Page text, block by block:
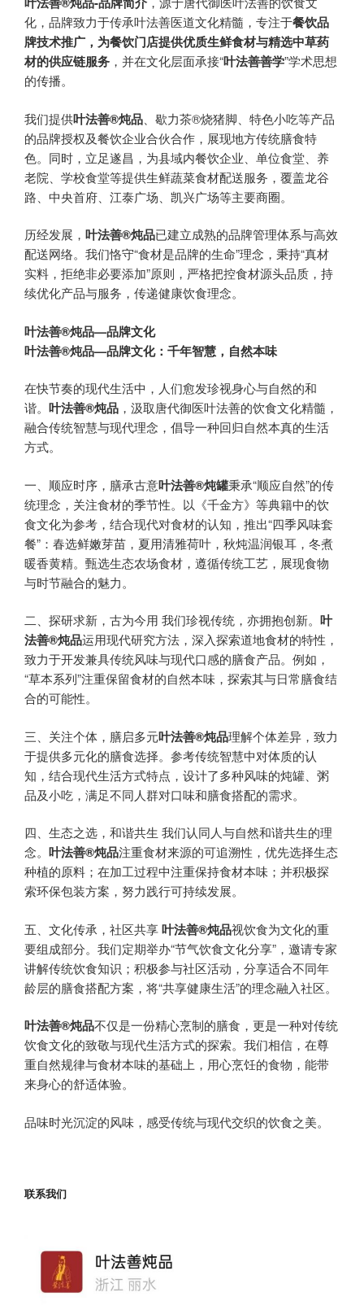
化，品牌致力于传承叶法善医道文化精髓，专注于餐饮品
牌技术推广，为餐饮门店提供优质生鲜食材与精选中草药
材的供应链服务 ，并在文化层面承接“叶法善善学”学术思想
的传播。
我们提供叶法善®炖品 、歇力茶®烧猪脚、特色小吃等产品
的品牌授权及餐饮企业合伙合作，展现地方传统膳食特
色。同时，立足遂昌，为县域内餐饮企业、单位食堂、养
老院、学校食堂等提供生鲜蔬菜食材配送服务，覆盖龙谷
路、中央首府、江泰广场、凯兴广场等主要商圈。
历经发展， 叶法善®炖品已建立成熟的品牌管理体系与高效
配送网络。我们恪守“食材是品牌的生命”理念，秉持“真材
实料，拒绝非必要添加”原则，严格把控食材源头品质，持
续优化产品与服务，传递健康饮食理念。
叶法善®炖品—品牌文化
叶法善®炖品—品牌文化：千年智慧，自然本味
在快节奏的现代生活中，人们愈发珍视身心与自然的和
谐。 叶法善®炖品 ，汲取唐代御医叶法善的饮食文化精髓，
融合传统智慧与现代理念，倡导一种回归自然本真的生活
方式。
一、顺应时序，膳承古意叶法善®炖罐秉承“顺应自然”的传
统理念，关注食材的季节性。以《千金方》等典籍中的饮
食文化为参考，结合现代对食材的认知，推出“四季风味套
餐”：春选鲜嫩芽苗，夏用清雅荷叶，秋炖温润银耳，冬煮
暖香黄精。甄选生态农场食材，遵循传统工艺，展现食物
与时节融合的魅力。
二、探研求新，古为今用 我们珍视传统，亦拥抱创新。 叶
法善®炖品运用现代研究方法，深入探索道地食材的特性，
致力于开发兼具传统风味与现代口感的膳食产品。例如，
“草本系列”注重保留食材的自然本味，探索其与日常膳食结
合的可能性。
三、关注个体，膳启多元叶法善®炖品理解个体差异，致力
于提供多元化的膳食选择。参考传统智慧中对体质的认
知，结合现代生活方式特点，设计了多种风味的炖罐、粥
品及小吃，满足不同人群对口味和膳食搭配的需求。
四、生态之选，和谐共生 我们认同人与自然和谐共生的理
念。 叶法善®炖品注重食材来源的可追溯性，优先选择生态
种植的原料；在加工过程中注重保持食材本味；并积极探
索环保包装方案，努力践行可持续发展。
五、文化传承，社区共享叶法善®炖品视饮食为文化的重
要组成部分。我们定期举办“节气饮食文化分享”，邀请专家
讲解传统饮食知识；积极参与社区活动，分享适合不同年
龄层的膳食搭配方案，将“共享健康生活”的理念融入社区。
叶法善®炖品不仅是一份精心烹制的膳食，更是一种对传统
饮食文化的致敬与现代生活方式的探索。我们相信，在尊
重自然规律与食材本味的基础上，用心烹饪的食物，能带
来身心的舒适体验。
品味时光沉淀的风味，感受传统与现代交织的饮食之美。
联系我们